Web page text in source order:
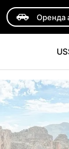
Оренда